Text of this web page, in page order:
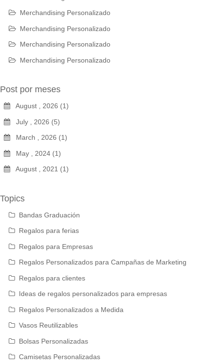
Merchandising Personalizado
Merchandising Personalizado
Merchandising Personalizado
Merchandising Personalizado
Post por meses
August , 2026 (1)
July , 2026 (5)
March , 2026 (1)
May , 2024 (1)
August , 2021 (1)
Topics
Bandas Graduación
Regalos para ferias
Regalos para Empresas
Regalos Personalizados para Campañas de Marketing
Regalos para clientes
Ideas de regalos personalizados para empresas
Regalos Personalizados a Medida
Vasos Reutilizables
Bolsas Personalizadas
Camisetas Personalizadas